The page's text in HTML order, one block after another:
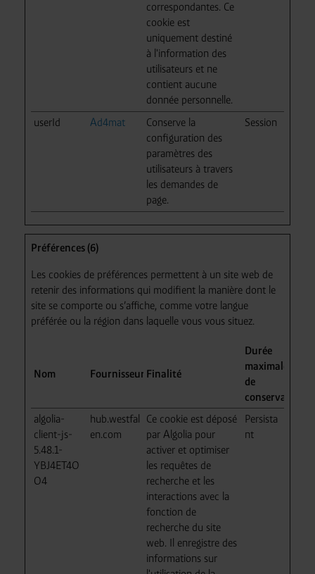
correspondantes. Ce
cookie est
uniquement destiné
à l'information des
utilisateurs et ne
contient aucune
donnée personnelle.
userId Ad4mat
Conserve la
configuration des
paramètres des
utilisateurs à travers
les demandes de
page.
Session
Préférences (6)
Les cookies de préférences permettent à un site web de
retenir des informations qui modifient la manière dont le
site se comporte ou s’affiche, comme votre langue
préférée ou la région dans laquelle vous vous situez.
Nom Fournisseur Finalité
Durée
maximale
de
conservation
algolia-
client-js-
5.48.1-
YBJ4ET4O
O4
hub.westfal
en.com
Ce cookie est déposé
par Algolia pour
activer et optimiser
les requêtes de
recherche et les
interactions avec la
fonction de
recherche du site
web. Il enregistre des
informations sur
Persista
nt